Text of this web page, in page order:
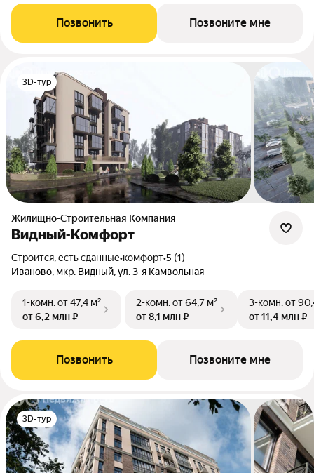
Позвонить Позвоните мне
3D-тур
Жилищно-Строительная Компания
Видный-Комфорт
Строится, есть сданные•комфорт•5 (1)
Иваново, мкр. Видный, ул. 3-я Камвольная
1-комн.от 47,4 м²
от 6,2 млн ₽
2-комн.от 64,7 м²
от 8,1 млн ₽
3-комн.от
от 11,4 млн ₽
Позвонить Позвоните мне
3D-тур